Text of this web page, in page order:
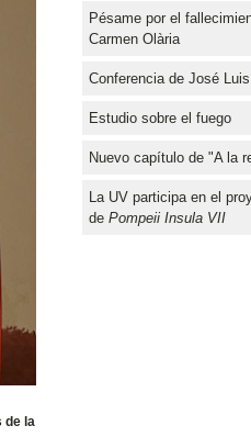
de la
Pésame por el
Carmen Olària
Conferencia de José
Estudio sobre el fuego
Nuevo capítulo de "A la
La UV participa en el
de Pompeii Insula VII